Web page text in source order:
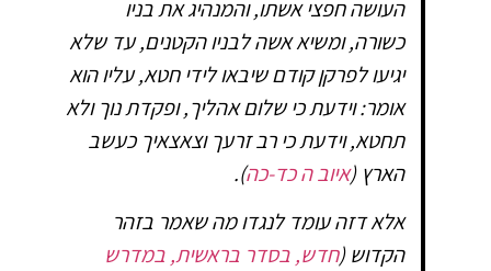
העושה חפצי אשתו, והמנהיג את בניו
כשורה, ומשיא אשה לבניו הקטנים, עד שלא
יגיעו לפרקן קודם שיבאו לידי חטא, עליו הוא
אומר: וידעת כי שלום אהליך, ופקדת נוך ולא
תחטא, וידעת כי רב זרעך וצאצאיך כעשב
הארץ (איוב ה כד-כה).
אלא דזה עומד לנגדו מה שאמר בזהר
הקדוש (חדש, בסדר בראשית, במדרש